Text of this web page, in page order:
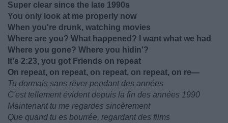
Super clear since the late 1990s
You only look at me properly now
When you're drunk, watching movies
Where are you? What happened? I want what we had
Where you gone? Where you hidin'?
It's 2:23, you got Friends on repeat
On repeat, on repeat, on repeat, on repeat, on re—
Tu dormais sans rêver pendant des années
C'est tellement évident depuis la fin des années 1990
Maintenant tu me regardes sincèrement
Que quand tu es bourrée, regardant des films